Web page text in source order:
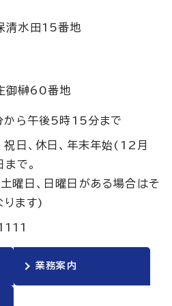
清水田15番地
御榊60番地
から午後5時15分まで
祝日、休日、年末年始(12月
で。
曜日、日曜日がある場合はそ
ります)
業務案内